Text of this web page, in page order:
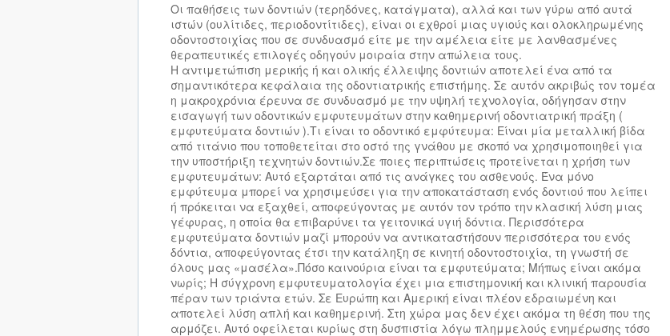
Οι παθήσεις των δοντιών (τερηδόνες, κατάγματα), αλλά και των γύρω από αυτά
ιστών (ουλίτιδες, περιοδοντίτιδες), είναι οι εχθροί μιας υγιούς και ολοκληρωμένης
οδοντοστοιχίας που σε συνδυασμό είτε με την αμέλεια είτε με λανθασμένες
θεραπευτικές επιλογές οδηγούν μοιραία στην απώλεια τους.
Η αντιμετώπιση μερικής ή και ολικής έλλειψης δοντιών αποτελεί ένα από τα
σημαντικότερα κεφάλαια της οδοντιατρικής επιστήμης. Σε αυτόν ακριβώς τον τομέα
η μακροχρόνια έρευνα σε συνδυασμό με την υψηλή τεχνολογία, οδήγησαν στην
εισαγωγή των οδοντικών εμφυτευμάτων στην καθημερινή οδοντιατρική πράξη (
εμφυτεύματα δοντιών ).Τι είναι το οδοντικό εμφύτευμα: Είναι μία μεταλλική βίδα
από τιτάνιο που τοποθετείται στο οστό της γνάθου με σκοπό να χρησιμοποιηθεί για
την υποστήριξη τεχνητών δοντιών.Σε ποιες περιπτώσεις προτείνεται η χρήση των
εμφυτευμάτων: Αυτό εξαρτάται από τις ανάγκες του ασθενούς. Ένα μόνο
εμφύτευμα μπορεί να χρησιμεύσει για την αποκατάσταση ενός δοντιού που λείπει
ή πρόκειται να εξαχθεί, αποφεύγοντας με αυτόν τον τρόπο την κλασική λύση μιας
γέφυρας, η οποία θα επιβαρύνει τα γειτονικά υγιή δόντια. Περισσότερα
εμφυτεύματα δοντιών μαζί μπορούν να αντικαταστήσουν περισσότερα του ενός
δόντια, αποφεύγοντας έτσι την κατάληξη σε κινητή οδοντοστοιχία, τη γνωστή σε
όλους μας «μασέλα».Πόσο καινούρια είναι τα εμφυτεύματα; Μήπως είναι ακόμα
νωρίς; Η σύγχρονη εμφυτευματολογία έχει μια επιστημονική και κλινική παρουσία
πέραν των τριάντα ετών. Σε Ευρώπη και Αμερική είναι πλέον εδραιωμένη και
αποτελεί λύση απλή και καθημερινή. Στη χώρα μας δεν έχει ακόμα τη θέση που της
αρμόζει. Αυτό οφείλεται κυρίως στη δυσπιστία λόγω πλημμελούς ενημέρωσης τόσο